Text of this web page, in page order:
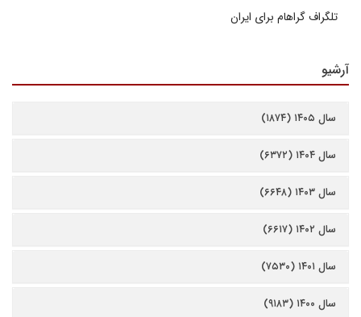
تلگراف گراهام برای ایران
آرشیو
سال ۱۴۰۵ (۱۸۷۴)
سال ۱۴۰۴ (۶۳۷۲)
سال ۱۴۰۳ (۶۶۴۸)
سال ۱۴۰۲ (۶۶۱۷)
سال ۱۴۰۱ (۷۵۳۰)
سال ۱۴۰۰ (۹۱۸۳)